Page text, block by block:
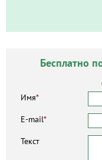
Бесплатно
Имя*
E-mail*
Текст